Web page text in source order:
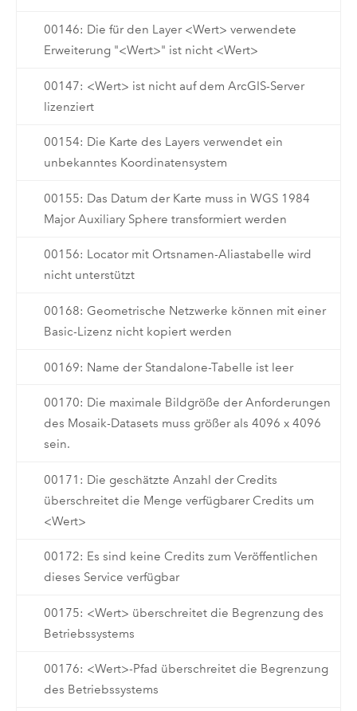
00146: Die für den Layer <Wert> verwendete
Erweiterung "<Wert>" ist nicht <Wert>
00147: <Wert> ist nicht auf dem ArcGIS-Server
lizenziert
00154: Die Karte des Layers verwendet ein
unbekanntes Koordinatensystem
00155: Das Datum der Karte muss in WGS 1984
Major Auxiliary Sphere transformiert werden
00156: Locator mit Ortsnamen-Aliastabelle wird
nicht unterstützt
00168: Geometrische Netzwerke können mit einer
Basic-Lizenz nicht kopiert werden
00169: Name der Standalone-Tabelle ist leer
00170: Die maximale Bildgröße der Anforderungen
des Mosaik-Datasets muss größer als 4096 x 4096
sein.
00171: Die geschätzte Anzahl der Credits
überschreitet die Menge verfügbarer Credits um
<Wert>
00172: Es sind keine Credits zum Veröffentlichen
dieses Service verfügbar
00175: <Wert> überschreitet die Begrenzung des
Betriebssystems
00176: <Wert>-Pfad überschreitet die Begrenzung
des Betriebssystems